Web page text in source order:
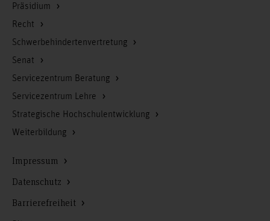
Präsidium
Recht
Schwerbehindertenvertretung
Senat
Servicezentrum Beratung
Servicezentrum Lehre
Strategische Hochschulentwicklung
Weiterbildung
Impressum
Datenschutz
Barrierefreiheit